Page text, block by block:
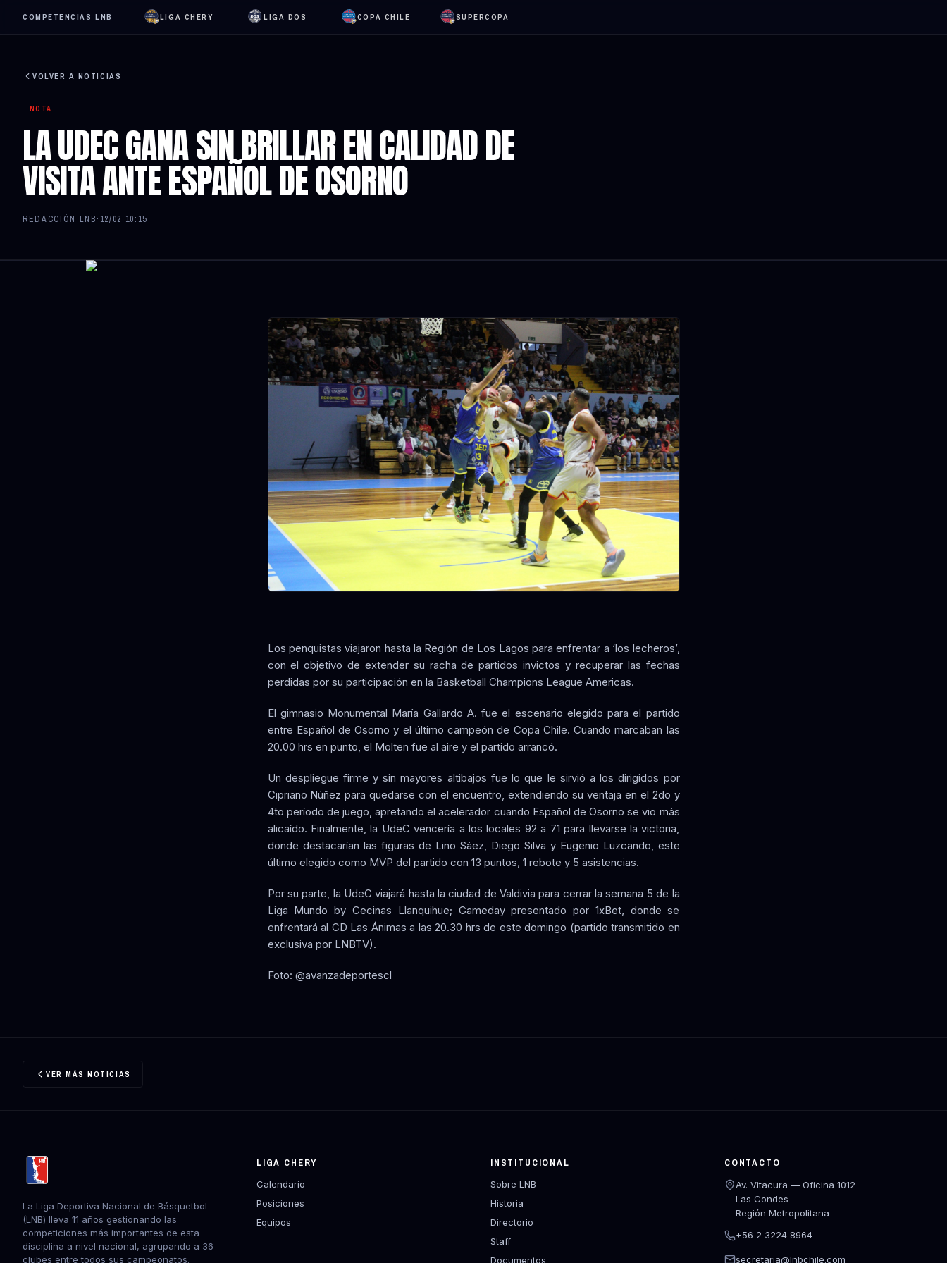
COMPETENCIAS LNB LIGA CHERY LIGA DOS COPA CHILE SUPERCOPA
VOLVER A NOTICIAS
NOTA
LA UDEC GANA SIN BRILLAR EN CALIDAD DE
VISITA ANTE ESPAÑOL DE OSORNO
REDACCIÓN LNB· 12/02 10:15
Los penquistas viajaron hasta la Región de Los Lagos para enfrentar a ‘los lecheros’,
con el objetivo de extender su racha de partidos invictos y recuperar las fechas
perdidas por su participación en la Basketball Champions League Americas.
El gimnasio Monumental María Gallardo A. fue el escenario elegido para el partido
entre Español de Osorno y el último campeón de Copa Chile. Cuando marcaban las
20.00 hrs en punto, el Molten fue al aire y el partido arrancó.
Un despliegue firme y sin mayores altibajos fue lo que le sirvió a los dirigidos por
Cipriano Núñez para quedarse con el encuentro, extendiendo su ventaja en el 2do y
4to período de juego, apretando el acelerador cuando Español de Osorno se vio más
alicaído. Finalmente, la UdeC vencería a los locales 92 a 71 para llevarse la victoria,
donde destacarían las figuras de Lino Sáez, Diego Silva y Eugenio Luzcando, este
último elegido como MVP del partido con 13 puntos, 1 rebote y 5 asistencias.
Por su parte, la UdeC viajará hasta la ciudad de Valdivia para cerrar la semana 5 de la
Liga Mundo by Cecinas Llanquihue; Gameday presentado por 1xBet, donde se
enfrentará al CD Las Ánimas a las 20.30 hrs de este domingo (partido transmitido en
exclusiva por LNBTV).
Foto: @avanzadeportescl
VER MÁS NOTICIAS
La Liga Deportiva Nacional de Básquetbol
(LNB) lleva 11 años gestionando las
competiciones más importantes de esta
disciplina a nivel nacional, agrupando a 36
clubes entre todos sus campeonatos.
LIGA CHERY
Calendario
Posiciones
Equipos
INSTITUCIONAL
Sobre LNB
Historia
Directorio
Staff
Documentos
CONTACTO
Av. Vitacura — Oficina 1012
Las Condes
Región Metropolitana
+56 2 3224 8964
secretaria@lnbchile.com